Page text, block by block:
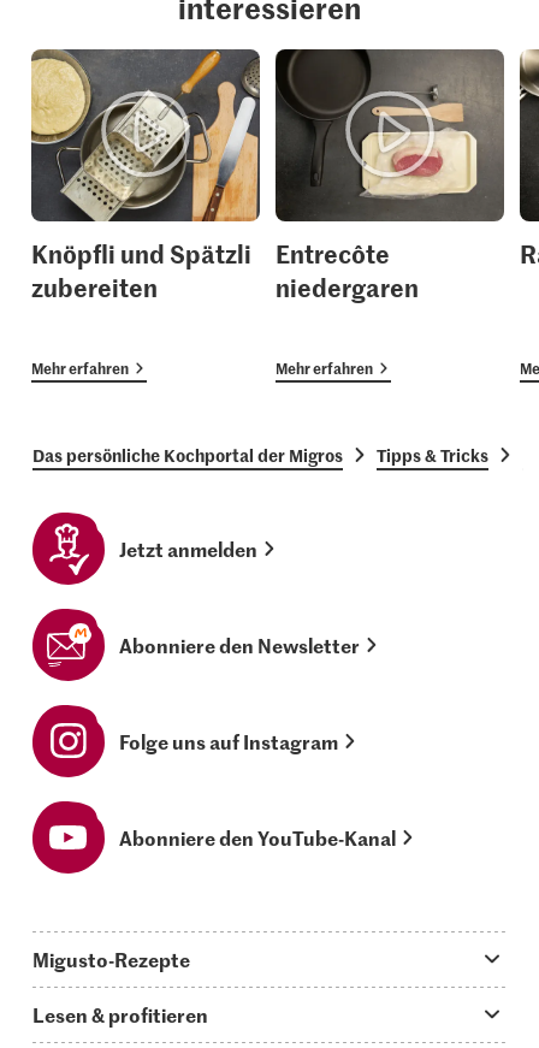
Knöpfli und Spätzli
zubereiten
Mehr erfahren
Entrecôte
niedergaren
Mehr erfahren
Das persönliche Kochportal der Migros Tipps & Tricks
Jetzt anmelden
Abonniere den Newsletter
Folge uns auf Instagram
Abonniere den YouTube-Kanal
Migusto-Rezepte
Lesen & profitieren